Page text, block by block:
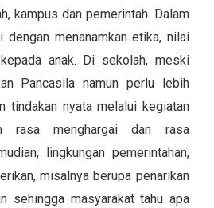
kampus dan pemerintah. Dalam
dengan menanamkan etika, nilai
anak. Di sekolah, meski
Pancasila namun perlu lebih
tindakan nyata melalui kegiatan
rasa menghargai dan rasa
lingkungan pemerintahan,
misalnya berupa penarikan
sehingga masyarakat tahu apa